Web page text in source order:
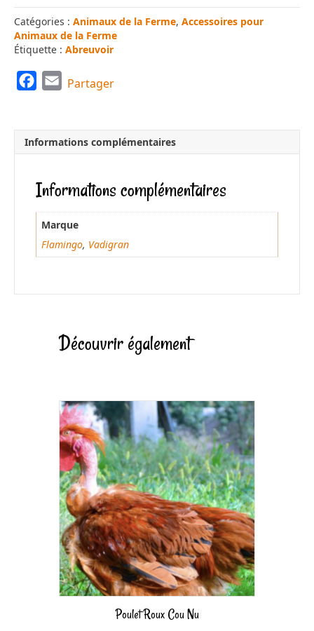
Catégories : Animaux de la Ferme, Accessoires pour
Animaux de la Ferme
Étiquette : Abreuvoir
e
b
o
o
k
i
l
Partager
Informations complémentaires
Informations complémentaires
Marque
Flamingo, Vadigran
Découvrir également
Poulet Roux Cou Nu